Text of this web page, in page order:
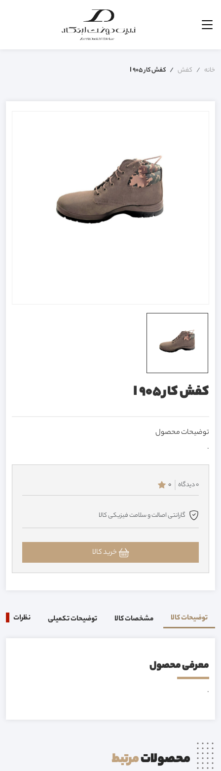
خانه کفش کفش کار I 905
کفش کار I 905
توضیحات محصول
.
0 دیدگاه 0
گارانتی اصالت و سلامت فیزیکی کالا
خرید کالا
توضیحات کالا مشخصات کالا توضیحات تکمیلی نظرات
معرفی محصول
.
محصولاتمرتبط